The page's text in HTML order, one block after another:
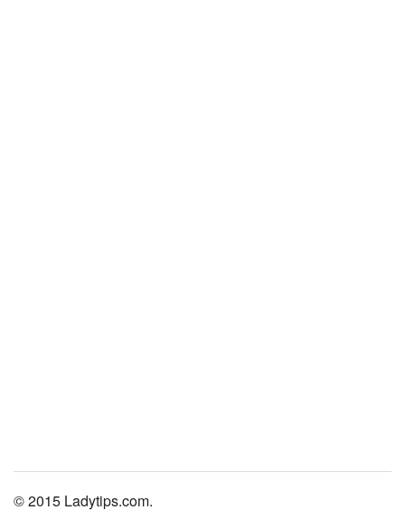
© 2015 Ladytips.com.